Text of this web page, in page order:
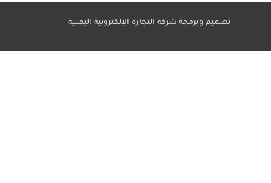
تصميم وبرمجة شركة التجارة الإلكترونية اليمنية